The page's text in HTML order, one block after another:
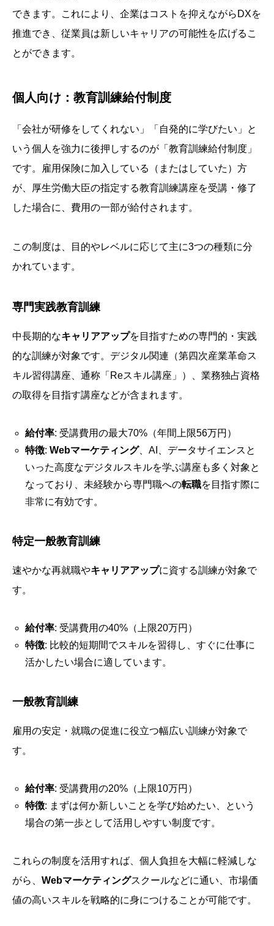
できます。これにより、企業はコストを抑えながらDXを
推進でき、従業員は新しいキャリアの可能性を広げるこ
とができます。
個人向け：教育訓練給付制度
「会社が研修をしてくれない」「自発的に学びたい」と
いう個人を強力に後押しするのが「教育訓練給付制度」
です。雇用保険に加入している（またはしていた）方
が、厚生労働大臣の指定する教育訓練講座を受講・修了
した場合に、費用の一部が給付されます。
この制度は、目的やレベルに応じて主に3つの種類に分
かれています。
専門実践教育訓練
中長期的なキャリアアップを目指すための専門的・実践
的な訓練が対象です。デジタル関連（第四次産業革命ス
キル習得講座、通称「Reスキル講座」）、業務独占資格
の取得を目指す講座などが含まれます。
給付率: 受講費用の最大70%（年間上限56万円）
特徴: Webマーケティング、AI、データサイエンスと
いった高度なデジタルスキルを学ぶ講座も多く対象と
なっており、未経験から専門職への転職を目指す際に
非常に有効です。
特定一般教育訓練
速やかな再就職やキャリアアップに資する訓練が対象で
す。
給付率: 受講費用の40%（上限20万円）
特徴: 比較的短期間でスキルを習得し、すぐに仕事に
活かしたい場合に適しています。
一般教育訓練
雇用の安定・就職の促進に役立つ幅広い訓練が対象で
す。
給付率: 受講費用の20%（上限10万円）
特徴: まずは何か新しいことを学び始めたい、という
場合の第一歩として活用しやすい制度です。
これらの制度を活用すれば、個人負担を大幅に軽減しな
がら、 Webマーケティングスクールなどに通い、市場価
値の高いスキルを戦略的に身につけることが可能です。